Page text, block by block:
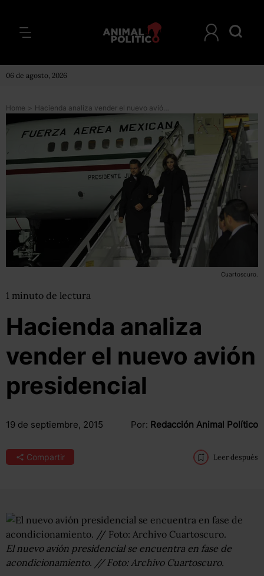
06 de agosto, 2026
Home > Hacienda analiza vender el nuevo avión presidencial
Cuartoscuro.
1 minuto de lectura
Hacienda analiza
vender el nuevo avión
presidencial
19 de septiembre, 2015 Por: Redacción Animal Político
Compartir Leer después
El nuevo avión presidencial se encuentra en fase de
acondicionamiento. // Foto: Archivo Cuartoscuro.